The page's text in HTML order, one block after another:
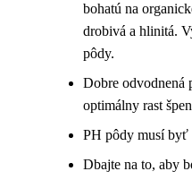
bohatú na
drobivá a hlinitá.
pôdy.
Dobre odvodnená
optimálny rast
PH pôdy musí byť
Dbajte na to, aby